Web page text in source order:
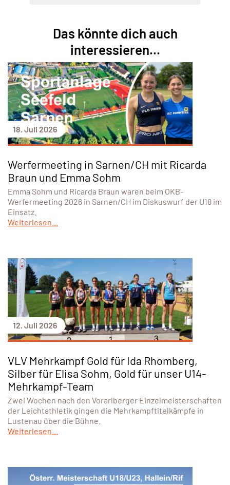
Das könnte dich auch
interessieren...
18. Juli 2026
Werfermeeting in Sarnen/CH mit Ricarda
Braun und Emma Sohm
Emma Sohm und Ricarda Braun waren beim OKB-
Werfermeeting 2026 in Sarnen/CH im Diskuswurf der U18 im
Einsatz.
Weiterlesen...
12. Juli 2026
VLV Mehrkampf Gold für Ida Rhomberg,
Silber für Elisa Sohm, Gold für unser U14-
Mehrkampf-Team
Zwei Wochen nach den Vorarlberger Einzelmeisterschaften
der Leichtathletik gingen die Mehrkampftitelkämpfe in
Lustenau über die Bühne.
Weiterlesen...